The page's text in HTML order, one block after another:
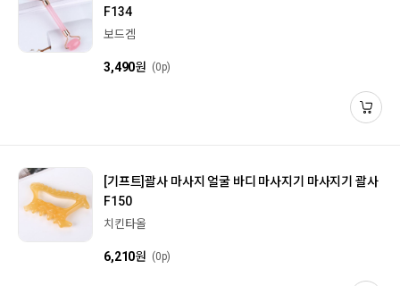
F134
보드겜
3,490원 (0p)
[기프트]괄사 마사지 얼굴 바디 마사지기 마사지기 괄사
F150
치킨타올
6,210원 (0p)